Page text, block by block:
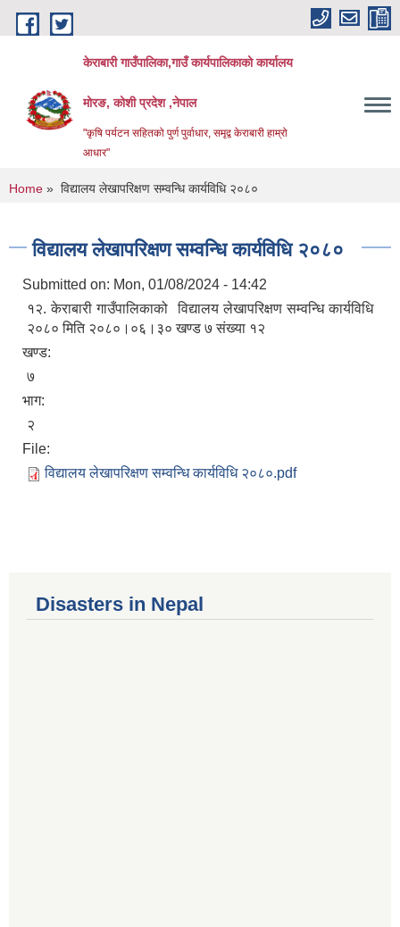
Skip to main content
केराबारी गाउँपालिका,गाउँ कार्यपालिकाको कार्यालय
मोरङ, कोशी प्रदेश ,नेपाल
"कृषि पर्यटन सहितको पुर्ण पुर्वाधार, समृद्व केराबारी हाम्रो
आधार"
You are here
Home » विद्यालय लेखापरिक्षण सम्वन्धि कार्यविधि २०८०
विद्यालय लेखापरिक्षण सम्वन्धि कार्यविधि २०८०
Submitted on: Mon, 01/08/2024 - 14:42
१२. केराबारी गाउँपालिकाको विद्यालय लेखापरिक्षण सम्वन्धि कार्यविधि
२०८० मिति २०८०।०६।३० खण्ड ७ संख्या १२
खण्ड:
७
भाग:
२
File:
विद्यालय लेखापरिक्षण सम्वन्धि कार्यविधि २०८०.pdf
Disasters in Nepal